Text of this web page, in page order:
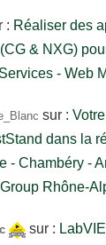
: Réaliser des
& NXG)
- Web
Blanc sur :
dans la
- Chambéry -
Rhône-
sur :